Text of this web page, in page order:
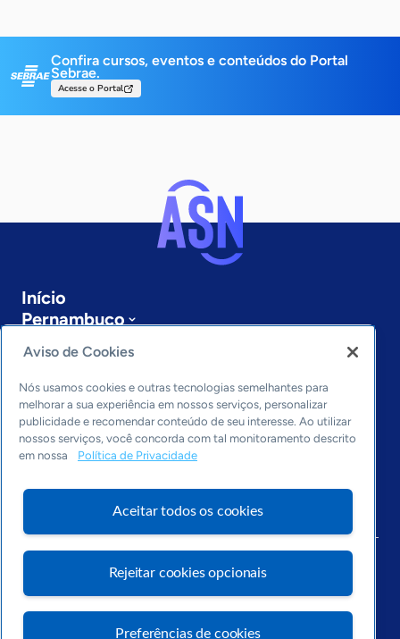
Confira cursos, eventos e conteúdos do Portal
Sebrae.
Acesse o Portal
Início
Pernambuco
Sobre a ASN
Últimas notícias
Entre em contato
Editorias
Economia & Política
Inovação & Tecnologia
Cultura empreendedora
Arquivo
Aviso de Cookies
Nós usamos cookies e outras tecnologias semelhantes para
melhorar a sua experiência em nossos serviços, personalizar
publicidade e recomendar conteúdo de seu interesse. Ao utilizar
nossos serviços, você concorda com tal monitoramento descrito
em nossa
Política de Privacidade
Aceitar todos os cookies
Rejeitar cookies opcionais
Preferências de cookies